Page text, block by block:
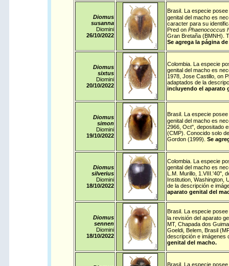
Diomus
susanna
Diomini
26/10/2022
Brasil. La especie
genital del macho es
caracter para su
Pred on Phaenococcus
Gran Bretaña (BMNH).
Se agrega la página
Diomus
sixtus
Diomini
20/10/2022
Colombia. La especie
genital del macho es
1978, Jose Castillo, on
adaptados de la
incluyendo el aparato
Diomus
simon
Diomini
19/10/2022
Brasil. La especie
genital del macho es
2966, Oct", depositado
(CMP). Conocido solo
Gordon (1999). Se
Diomus
silverius
Diomini
18/10/2022
Colombia. La especie
genital del macho es
L.M. Murillo, 1.VIII.'40",
Institution, Washington,
de la descripción e
aparato genital del
Diomus
sennen
Diomini
18/10/2022
Brasil. La especie
la revisión del aparato
MT, Chapada dos
Goeldi, Belem, Brasil
descripción e imágenes
genital del macho.
Brasil. La especie